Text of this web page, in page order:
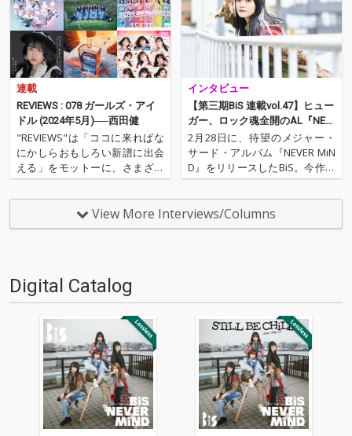
連載
REVIEWS : 078 ガールズ・アイ
ドル (2024年5月)──西田健
"REVIEWS"は「ココに来ればな
にかしらおもしろい新譜に出会
える」をモットーに、さまざま
な書き手がここ数ヶ月の新譜か
らエッセンシャルな9枚を選び
レヴューする本コーナー。今回
はOTOTOY編集部で、アイド
インタビュー
【第三期BiS 連載vol.47】ヒュー
ガー、ロック魂全開のAL『NEV
ER MiND』を語る!
2月28日に、待望のメジャー・
サード・アルバム『NEVER MiN
D』をリリースしたBiS。今作に
は、中野雅之(BOOM BOOM SA
TELLITES / THE SPELLBOUND)、
フルカワユタカ(DOPING PAND
A)、元スーパーカーのナカコ…
View More Interviews/Columns
Digital Catalog